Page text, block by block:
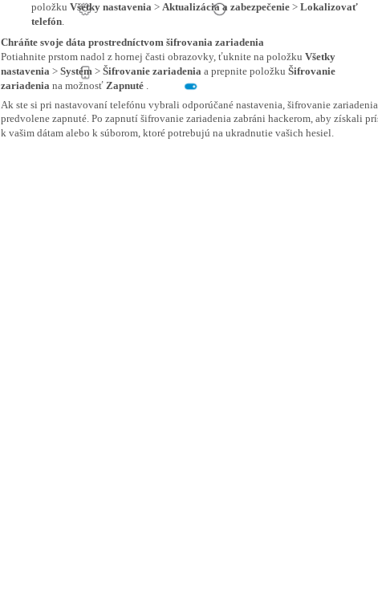
položku Všetky nastavenia > Aktualizácia a zabezpečenie > Lokalizovať
telefón.
Chráňte svoje dáta prostredníctvom šifrovania zariadenia
Potiahnite prstom nadol z hornej časti obrazovky, ťuknite na položku Všetky
nastavenia > Systém > Šifrovanie zariadenia a prepnite položku Šifrovanie
zariadenia na možnosť Zapnuté .
Ak ste si pri nastavovaní telefónu vybrali odporúčané nastavenia, šifrovanie
predvolene zapnuté. Po zapnutí šifrovanie zariadenia zabráni hackerom, aby získali
k vašim dátam alebo k súborom, ktoré potrebujú na ukradnutie vašich hesiel.